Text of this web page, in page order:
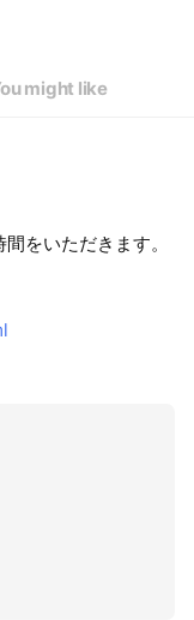
きます。
might like
をいただきます。